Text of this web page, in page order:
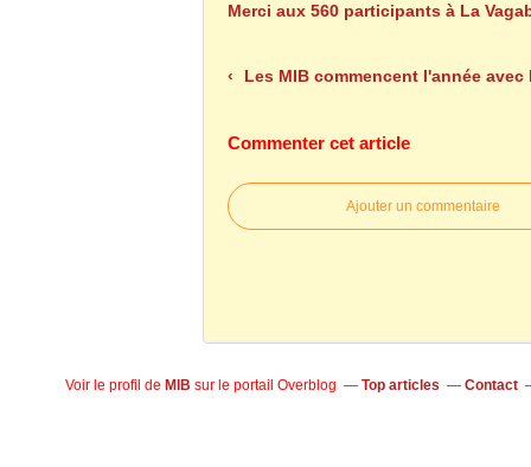
Merci aux 560 participants à La
Les MIB commencent l'année avec La Rando-
Commenter cet article
Ajouter un commentaire
Voir le profil de MIB sur le portail Overblog Top articles Contact